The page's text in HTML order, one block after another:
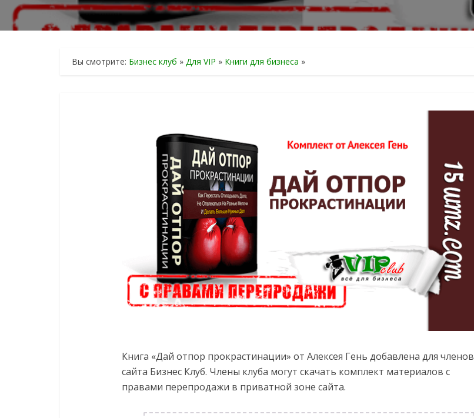
Вы смотрите: Бизнес клуб » Для VIP » Книги для бизнеса »
Книга «Дай отпор прокрастинации» от Алексея Гень добавлена для членов
сайта Бизнес Клуб. Члены клуба могут скачать комплект материалов с
правами перепродажи в приватной зоне сайта.